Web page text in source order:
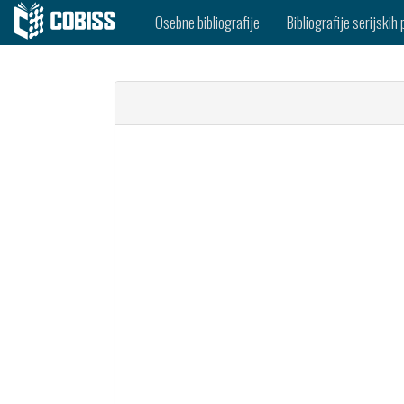
Osebne bibliografije Bibliografije serijskih